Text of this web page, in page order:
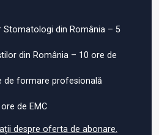
Stomatologi din România – 5
din România – 10 ore de
de formare profesională
de EMC
despre oferta de abonare.